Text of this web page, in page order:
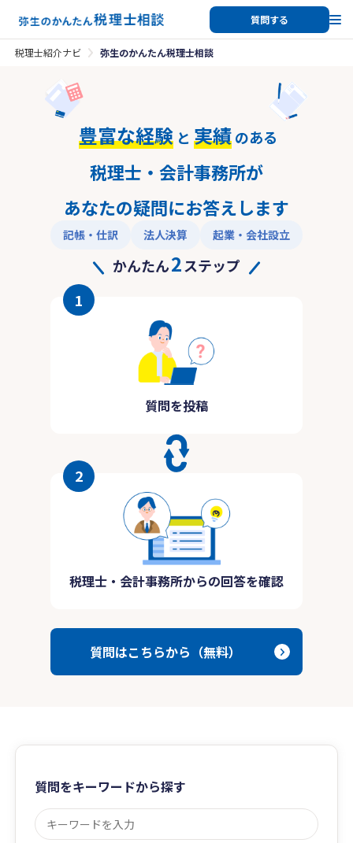
質問する
税理士紹介ナビ 弥生のかんたん税理士相談
豊富な経験 と 実績のある
税理士・会計事務所が
あなたの疑問にお答えします
記帳・仕訳 法人決算 起業・会社設立
かんたん2ステップ
1
質問を投稿
2
税理士・会計事務所からの回答を確認
質問はこちらから（無料）
質問をキーワードから探す